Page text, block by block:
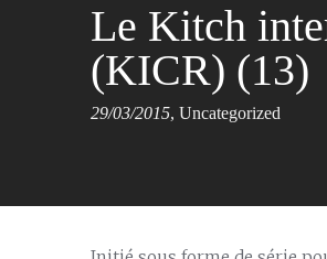
Le Kitch
(KICR) (13)
29/03/2015, Uncategorized